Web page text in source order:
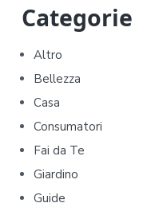
P
r
i
m
a
r
Categorie
Altro
Bellezza
Casa
Consumatori
Fai da Te
Giardino
Guide